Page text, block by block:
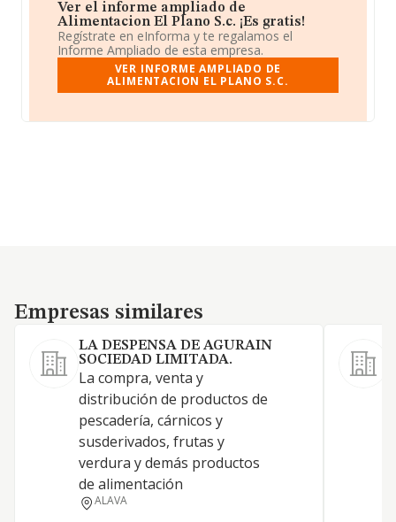
Ver el informe ampliado de
Alimentacion El Plano S.c. ¡Es gratis!
Regístrate en eInforma y te regalamos el
Informe Ampliado de esta empresa.
VER INFORME AMPLIADO DE
ALIMENTACION EL PLANO S.C.
Empresas similares
Empresas similares
LA DESPENSA DE AGURAIN
SOCIEDAD LIMITADA.
La compra, venta y
distribución de productos de
pescadería, cárnicos y
susderivados, frutas y
verdura y demás productos
de alimentación
ALAVA